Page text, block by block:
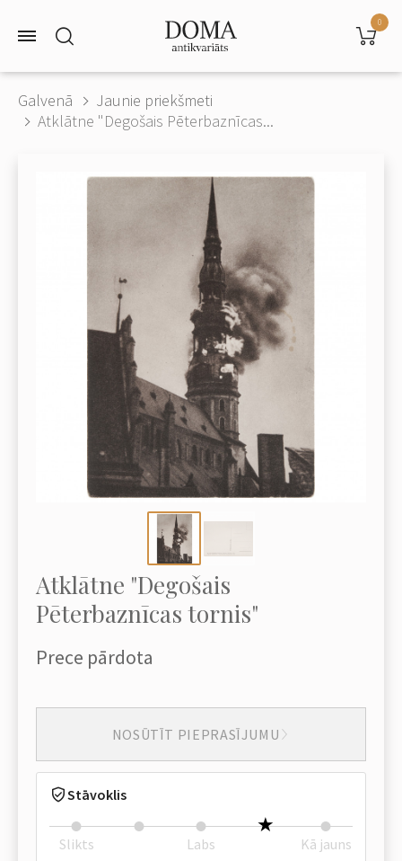
0
Galvenā
Jaunie priekšmeti
Atklātne "Degošais Pēterbaznīcas...
Atklātne "Degošais
Pēterbaznīcas tornis"
Prece pārdota
NOSŪTĪT PIEPRASĪJUMU
Stāvoklis
Slikts Labs Kā jauns